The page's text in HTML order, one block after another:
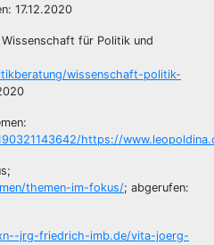
17.12.2020
für Politik und
wissenschaft-politik-
https://
themen-im-fokus/; abgerufen:
jrg-friedrich-imb.de/vita-joerg-